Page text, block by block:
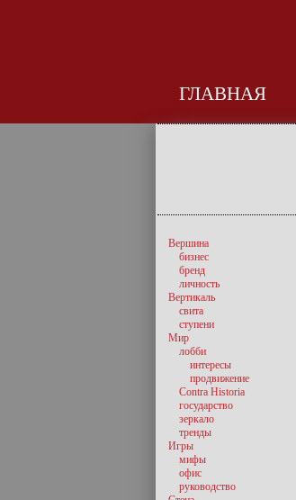
ГЛАВНАЯ
Вершина
бизнес
бренд
личность
Вертикаль
свита
ступени
Мир
лобби
интересы
продвижение
Contra Historia
государство
зеркало
тренды
Игры
мифы
офис
руководство